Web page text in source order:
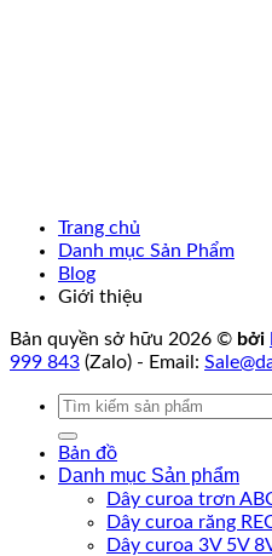
Trang chủ
Danh mục Sản Phẩm
Blog
Giới thiệu
Bản quyền sở hữu 2026 © bởi
999 843 (Zalo) - Email:
Tìm
Bản đồ
Danh mục Sản phẩm
Dây curoa trơn
Dây curoa răng
Dây curoa 3V 5V